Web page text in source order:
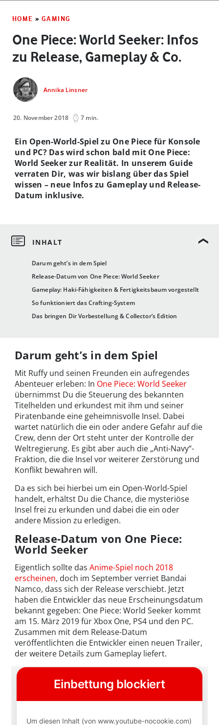
HOME » GAMING
One Piece: World Seeker: Infos
zu Release, Gameplay & Co.
Annika Linsner
20. November 2018 7 min.
Darum geht’s in dem Spiel
Release-Datum von One Piece: World Seeker
Gameplay: Haki-Fähigkeiten & Fertigkeitsbaum vorgestellt
So funktioniert das Crafting-System
Das bringen Dir Vorbestellung & Collector’s Edition
Ein Open-World-Spiel zu One Piece für Konsole
und PC? Das wird schon bald mit One Piece:
World Seeker zur Realität. In unserem Guide
verraten Dir, was wir bislang über das Spiel
wissen – neue Infos zu Gameplay und Release-
Datum inklusive.
Darum geht’s in dem Spiel
Mit Ruffy und seinen Freunden ein aufregendes
Abenteuer erleben: In One Piece: World Seeker
übernimmst Du die Steuerung des bekannten
Titelhelden und erkundest mit ihm und seiner
Piratenbande eine geheimnisvolle Insel. Dabei
wartet natürlich die ein oder andere Gefahr auf die
Crew, denn der Ort steht unter der Kontrolle der
Weltregierung. Es gibt aber auch die „Anti-Navy“-
Fraktion, die die Insel vor weiterer Zerstörung und
Konflikt bewahren will.
Da es sich bei hierbei um ein Open-World-Spiel
handelt, erhältst Du die Chance, die mysteriöse
Insel frei zu erkunden und dabei die ein oder
andere Mission zu erledigen.
Release-Datum von One Piece:
World Seeker
Eigentlich sollte das Anime-Spiel noch 2018
erscheinen, doch im September verriet Bandai
Namco, dass sich der Release verschiebt. Jetzt
haben die Entwickler das neue Erscheinungsdatum
bekannt gegeben: One Piece: World Seeker kommt
am 15. März 2019 für Xbox One, PS4 und den PC.
Zusammen mit dem Release-Datum
veröffentlichten die Entwickler einen neuen Trailer,
der weitere Details zum Gameplay liefert.